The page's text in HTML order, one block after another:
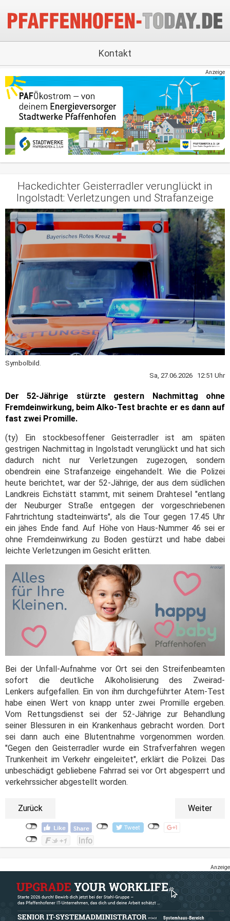
Kontakt
Anzeige
Hackedichter Geisterradler verunglückt in
Ingolstadt: Verletzungen und Strafanzeige
Symbolbild.
Sa, 27.06.2026 12:51 Uhr
Der 52-Jährige stürzte gestern Nachmittag ohne
Fremdeinwirkung, beim Alko-Test brachte er es dann auf
fast zwei Promille.
(ty) Ein stockbesoffener Geisterradler ist am späten
gestrigen Nachmittag in Ingolstadt verunglückt und hat sich
dadurch nicht nur Verletzungen zugezogen, sondern
obendrein eine Strafanzeige eingehandelt. Wie die Polizei
heute berichtet, war der 52-Jährige, der aus dem südlichen
Landkreis Eichstätt stammt, mit seinem Drahtesel "entlang
der Neuburger Straße entgegen der vorgeschriebenen
Fahrtrichtung stadteinwärts", als die Tour gegen 17.45 Uhr
ein jähes Ende fand. Auf Höhe von Haus-Nummer 46 sei er
ohne Fremdeinwirkung zu Boden gestürzt und habe dabei
leichte Verletzungen im Gesicht erlitten.
Bei der Unfall-Aufnahme vor Ort sei den Streifenbeamten
sofort die deutliche Alkoholisierung des Zweirad-
Lenkers aufgefallen. Ein von ihm durchgeführter Atem-Test
habe einen Wert von knapp unter zwei Promille ergeben.
Vom Rettungsdienst sei der 52-Jährige zur Behandlung
seiner Blessuren in ein Krankenhaus gebracht worden. Dort
sei dann auch eine Blutentnahme vorgenommen worden.
"Gegen den Geisterradler wurde ein Strafverfahren wegen
Trunkenheit im Verkehr eingeleitet", erklärt die Polizei. Das
unbeschädigt gebliebene Fahrrad sei vor Ort abgesperrt und
verkehrssicher abgestellt worden.
Zurück Weiter
Anzeige